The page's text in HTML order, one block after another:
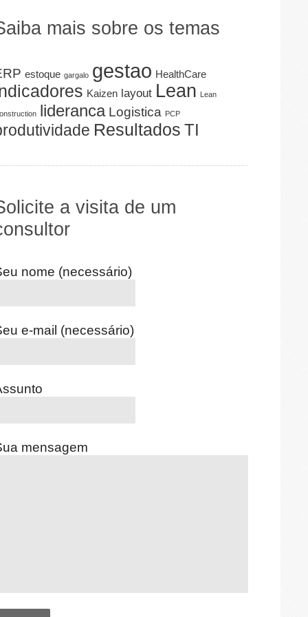
mais sobre os temas
estoque gargalo gestao HealthCare
Kaizen layout Lean Lean
lideranca Logistica PCP
Resultados TI
a visita de um
nome (necessário)
e-mail (necessário)
mensagem